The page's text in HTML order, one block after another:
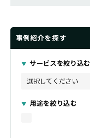
事例紹介を探す
サービスを絞り込む
用途を絞り込む